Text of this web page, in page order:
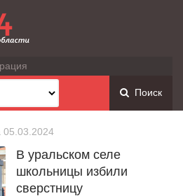
Поиск
05.03.2024
В уральском селе
школьницы избили
сверстницу